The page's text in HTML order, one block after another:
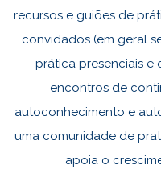
recursos e guiões de
convidados (em geral
prática presenciais e
encontros de
autoconhecimento e
uma comunidade de
apoia o